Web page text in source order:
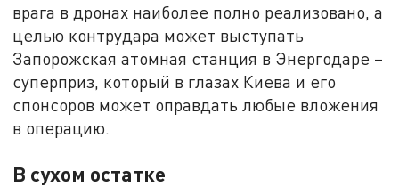
врага в дронах наиболее полно реализовано, а
целью контрудара может выступать
Запорожская атомная станция в Энергодаре –
суперприз, который в глазах Киева и его
спонсоров может оправдать любые вложения
в операцию.
В сухом остатке